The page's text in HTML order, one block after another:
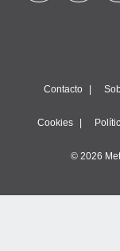
Contacto
Cookies
© 2026